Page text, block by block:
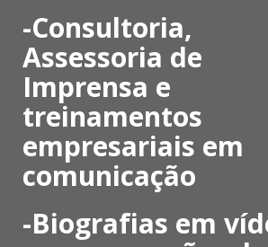
-Consultoria,
Assessoria de
Imprensa e
treinamentos
empresariais em
comunicação
-Biografias em